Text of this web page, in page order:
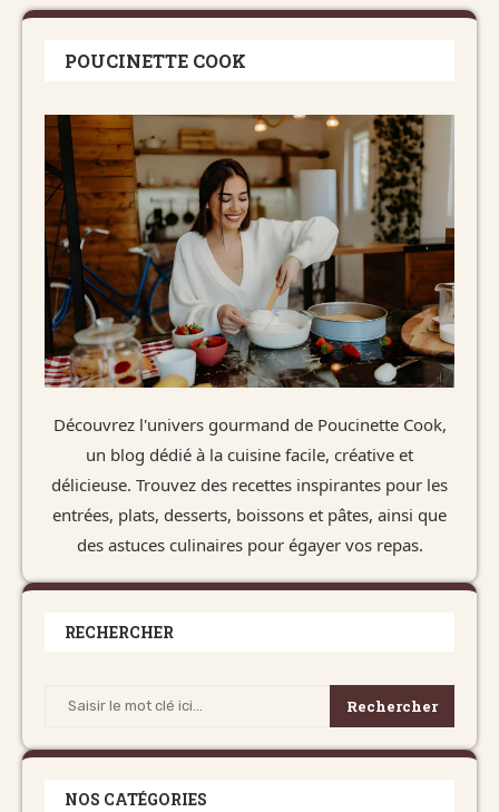
POUCINETTE COOK
Découvrez l'univers gourmand de Poucinette Cook,
un blog dédié à la cuisine facile, créative et
délicieuse. Trouvez des recettes inspirantes pour les
entrées, plats, desserts, boissons et pâtes, ainsi que
des astuces culinaires pour égayer vos repas.
RECHERCHER
Rechercher
NOS CATÉGORIES